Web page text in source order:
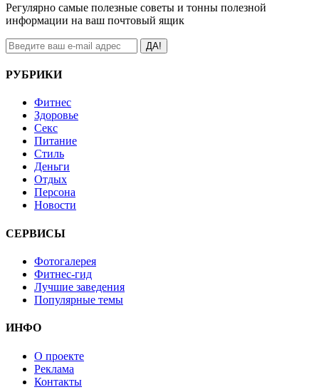
Регулярно самые полезные советы и тонны полезной
информации на ваш почтовый ящик
ДА!
РУБРИКИ
Фитнес
Здоровье
Секс
Питание
Стиль
Деньги
Отдых
Персона
Новости
СЕРВИСЫ
Фотогалерея
Фитнес-гид
Лучшие заведения
Популярные темы
ИНФО
О проекте
Реклама
Контакты